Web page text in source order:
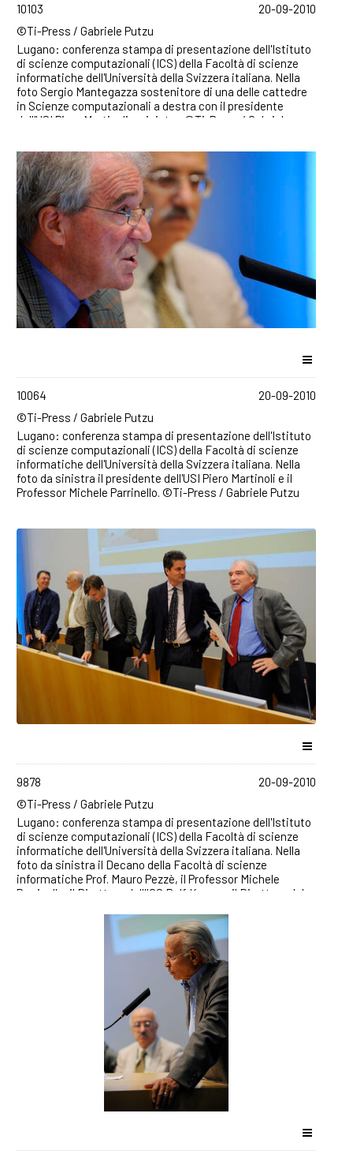
10103
20-09-2010
©Ti-Press / Gabriele Putzu
Lugano: conferenza stampa di presentazione dell'Istituto
di scienze computazionali (ICS) della Facoltà di scienze
informatiche dell'Università della Svizzera italiana. Nella
foto Sergio Mantegazza sostenitore di una delle cattedre
in Scienze computazionali a destra con il presidente
dell'USI Piero Martinoli a sinistra. ©Ti-Press / Gabriele
10064
20-09-2010
©Ti-Press / Gabriele Putzu
Lugano: conferenza stampa di presentazione dell'Istituto
di scienze computazionali (ICS) della Facoltà di scienze
informatiche dell'Università della Svizzera italiana. Nella
foto da sinistra il presidente dell'USI Piero Martinoli e il
Professor Michele Parrinello. ©Ti-Press / Gabriele Putzu
9878
20-09-2010
©Ti-Press / Gabriele Putzu
Lugano: conferenza stampa di presentazione dell'Istituto
di scienze computazionali (ICS) della Facoltà di scienze
informatiche dell'Università della Svizzera italiana. Nella
foto da sinistra il Decano della Facoltà di scienze
informatiche Prof. Mauro Pezzè, il Professor Michele
Parrinello, il Direttore dell'ICS Rolf Krause, il Direttore del
Martinoli. ©Ti-Press / Gabriele Putzu